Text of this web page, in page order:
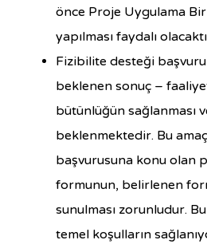
önce Proje Uygulama
yapılması faydalı
Fizibilite desteği
beklenen sonuç –
bütünlüğün sağlanması
beklenmektedir. Bu
başvurusuna konu olan
formunun, belirlenen
sunulması zorunludur.
temel koşulların